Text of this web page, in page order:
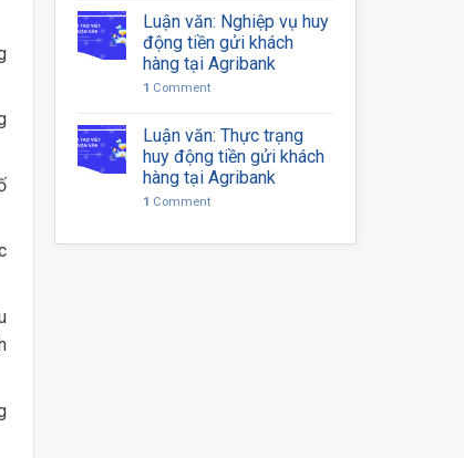
Luận văn: Nghiệp vụ huy
động tiền gửi khách
hàng tại Agribank
1 Comment
Luận văn: Thực trạng
huy động tiền gửi khách
hàng tại Agribank
1 Comment